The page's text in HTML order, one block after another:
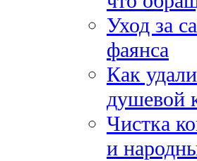
Уход за
фаянса
Как
душевой
Чистка
и